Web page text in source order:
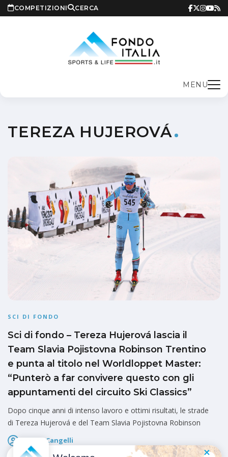
COMPETIZIONI CERCA
MENU
TEREZA HUJEROVÁ
SCI DI FONDO
Sci di fondo – Tereza Hujerová lascia il
Team Slavia Pojistovna Robinson Trentino
e punta al titolo nel Worldloppet Master:
“Punterò a far convivere questo con gli
appuntamenti del circuito Ski Classics”
Dopo cinque anni di intenso lavoro e ottimi risultati, le strade
di Tereza Hujerová e del Team Slavia Pojistovna Robinson
Marco Cangelli
Pubblicato il